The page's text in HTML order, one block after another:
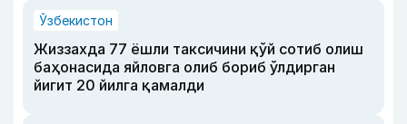
Ўзбекистон
Жиззахда 77 ёшли таксичини қўй сотиб олиш
баҳонасида яйловга олиб бориб ўлдирган
йигит 20 йилга қамалди